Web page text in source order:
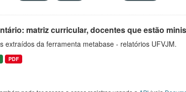
matriz curricular, docentes que estão
extraídos da ferramenta metabase - relatórios UFVJM.
PDF